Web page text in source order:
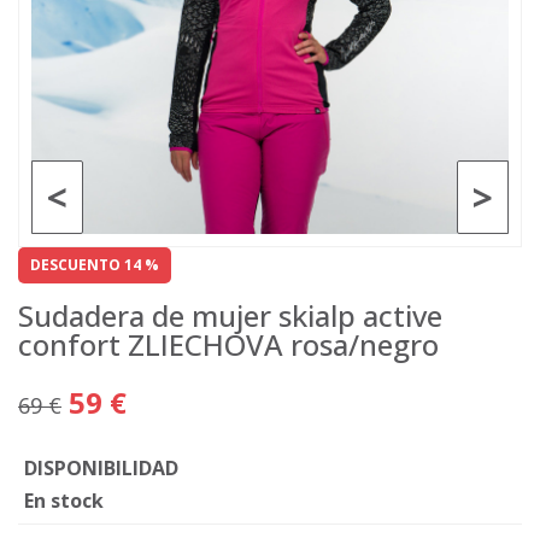
>
<
DESCUENTO 14 %
Sudadera de mujer skialp active
confort ZLIECHOVA rosa/negro
69 € 59 €
DISPONIBILIDAD
En stock